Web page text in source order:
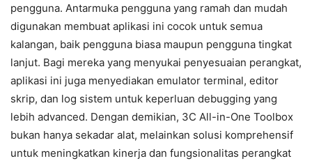
pengguna. Antarmuka pengguna yang ramah dan mudah
digunakan membuat aplikasi ini cocok untuk semua
kalangan, baik pengguna biasa maupun pengguna tingkat
lanjut. Bagi mereka yang menyukai penyesuaian perangkat,
aplikasi ini juga menyediakan emulator terminal, editor
skrip, dan log sistem untuk keperluan debugging yang
lebih advanced. Dengan demikian, 3C All-in-One Toolbox
bukan hanya sekadar alat, melainkan solusi komprehensif
untuk meningkatkan kinerja dan fungsionalitas perangkat